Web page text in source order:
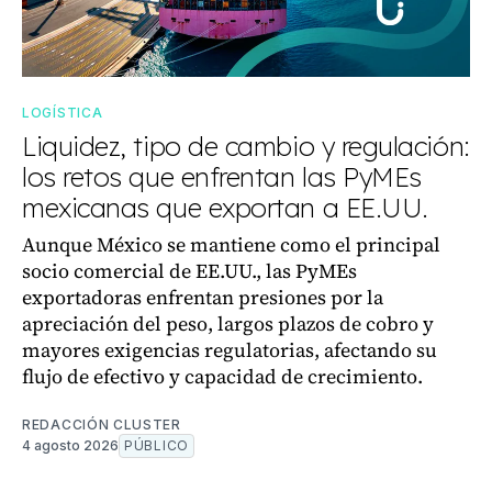
LOGÍSTICA
Liquidez, tipo de cambio y regulación:
los retos que enfrentan las PyMEs
mexicanas que exportan a EE.UU.
Aunque México se mantiene como el principal
socio comercial de EE.UU., las PyMEs
exportadoras enfrentan presiones por la
apreciación del peso, largos plazos de cobro y
mayores exigencias regulatorias, afectando su
flujo de efectivo y capacidad de crecimiento.
REDACCIÓN CLUSTER
4 agosto 2026 PÚBLICO